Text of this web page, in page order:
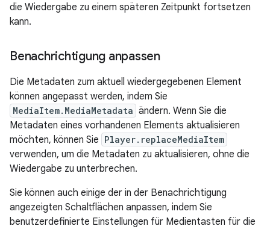
die Wiedergabe zu einem späteren Zeitpunkt fortsetzen
kann.
Benachrichtigung anpassen
Die Metadaten zum aktuell wiedergegebenen Element
können angepasst werden, indem Sie
MediaItem.MediaMetadata ändern. Wenn Sie die
Metadaten eines vorhandenen Elements aktualisieren
möchten, können Sie Player.replaceMediaItem
verwenden, um die Metadaten zu aktualisieren, ohne die
Wiedergabe zu unterbrechen.
Sie können auch einige der in der Benachrichtigung
angezeigten Schaltflächen anpassen, indem Sie
benutzerdefinierte Einstellungen für Medientasten für die